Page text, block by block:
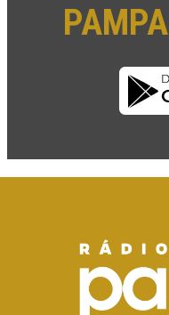
PAMPA